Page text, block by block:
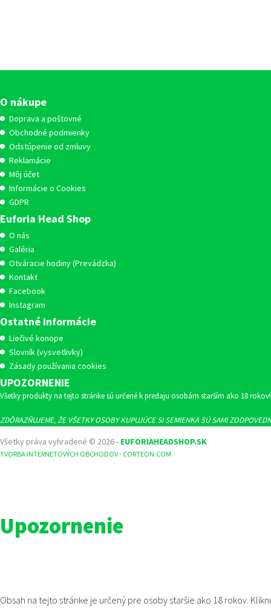
O nákupe
Doprava a poštovné
Obchodné podmienky
Odstúpenie od zmluvy
Reklamácie
Môj účet
Informácie o Cookies
GDPR
Euforia Head Shop
O nás
Galéria
Otváracie hodiny (Prevádzka)
Kontakt
Facebook
Instagram
Ostatné informácie
Liečivé konope
Slovník (vysvetlivky)
Zásady používania cookies
UPOZORNENIE
Všetky produkty na tejto stránke sú určené k predaju osobám starším ako 18
ZDÔRAZŇUJEME, ŽE VŠETKY OSOBY KUPUJÚCE SI SEMIENKA SÚ SAMI
Všetky práva vyhradené © 2026 - EUFORIAHEADSHOP.SK
TVORBA INTERNETOVÝCH OBCHODOV - CORTEON.COM
Upozornenie
Obsah na tejto stránke je určený pre osoby staršie ako 18 rokov.